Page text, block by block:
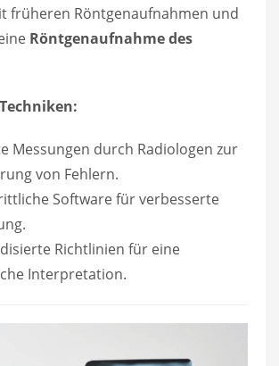
früheren Röntgenaufnahmen und
Röntgenaufnahme des
Messungen durch Radiologen zur
von Fehlern.
Software für verbesserte
Richtlinien für eine
Interpretation.